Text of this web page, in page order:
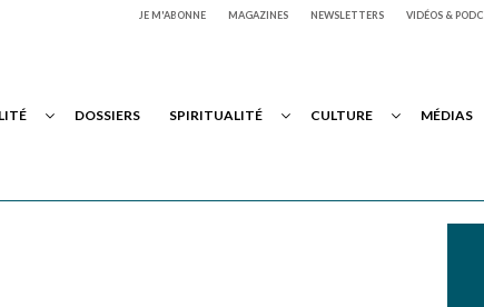
JE M'ABONNE MAGAZINES NEWSLETTERS VIDÉOS &
DOSSIERS SPIRITUALITÉ CULTURE MÉDIAS